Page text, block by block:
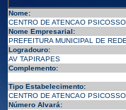
Nome:
CENTRO DE ATENCAO
Nome Empresarial:
PREFEITURA MUNICIPAL DE
Logradouro:
AV TAPIRAPES
Complemento:
Tipo Estabelecimento:
CENTRO DE ATENCAO
Número Alvará: